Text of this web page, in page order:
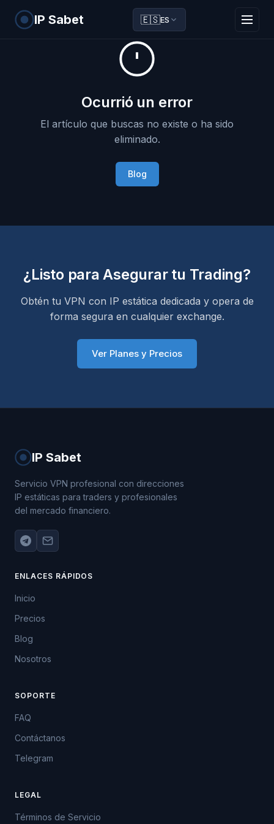
IP Sabet 🇪🇸ES
Ocurrió un error
El artículo que buscas no existe o ha sido
eliminado.
Blog
¿Listo para Asegurar tu Trading?
Obtén tu VPN con IP estática dedicada y opera de
forma segura en cualquier exchange.
Ver Planes y Precios
IP Sabet
Servicio VPN profesional con direcciones
IP estáticas para traders y profesionales
del mercado financiero.
ENLACES RÁPIDOS
Inicio
Precios
Blog
Nosotros
SOPORTE
FAQ
Contáctanos
Telegram
LEGAL
Términos de Servicio